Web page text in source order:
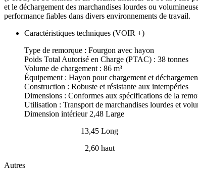
et le déchargement des marchandises lourdes ou
performance fiables dans divers environnements de travail.
Caractéristiques techniques (VOIR +)
Type de remorque : Fourgon avec hayon
Poids Total Autorisé en Charge (PTAC) : 38 tonnes
Volume de chargement : 86 m³
Équipement : Hayon pour chargement et
Construction : Robuste et résistante aux intempéries
Dimensions : Conformes aux spécifications de la
Utilisation : Transport de marchandises lourdes et
Dimension intérieur 2,48 Large
13,45 Long
2,60 haut
Autres